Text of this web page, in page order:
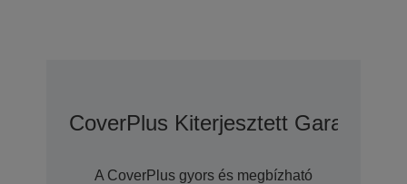
CoverPlus Kiterjesztett
A CoverPlus gyors és megbízható